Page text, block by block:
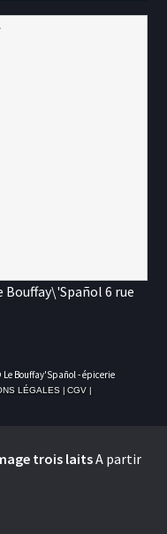
Bouffay\'Spañol 6 rue
Le Bouffay'Spañol - épicerie
LÉGALES | CGV |
trois laitsA partir